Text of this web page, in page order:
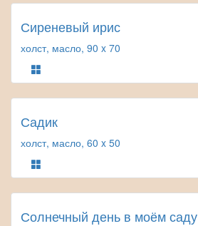
Сиреневый ирис
холст, масло, 90 x 70
Садик
холст, масло, 60 x 50
Солнечный день в моём саду